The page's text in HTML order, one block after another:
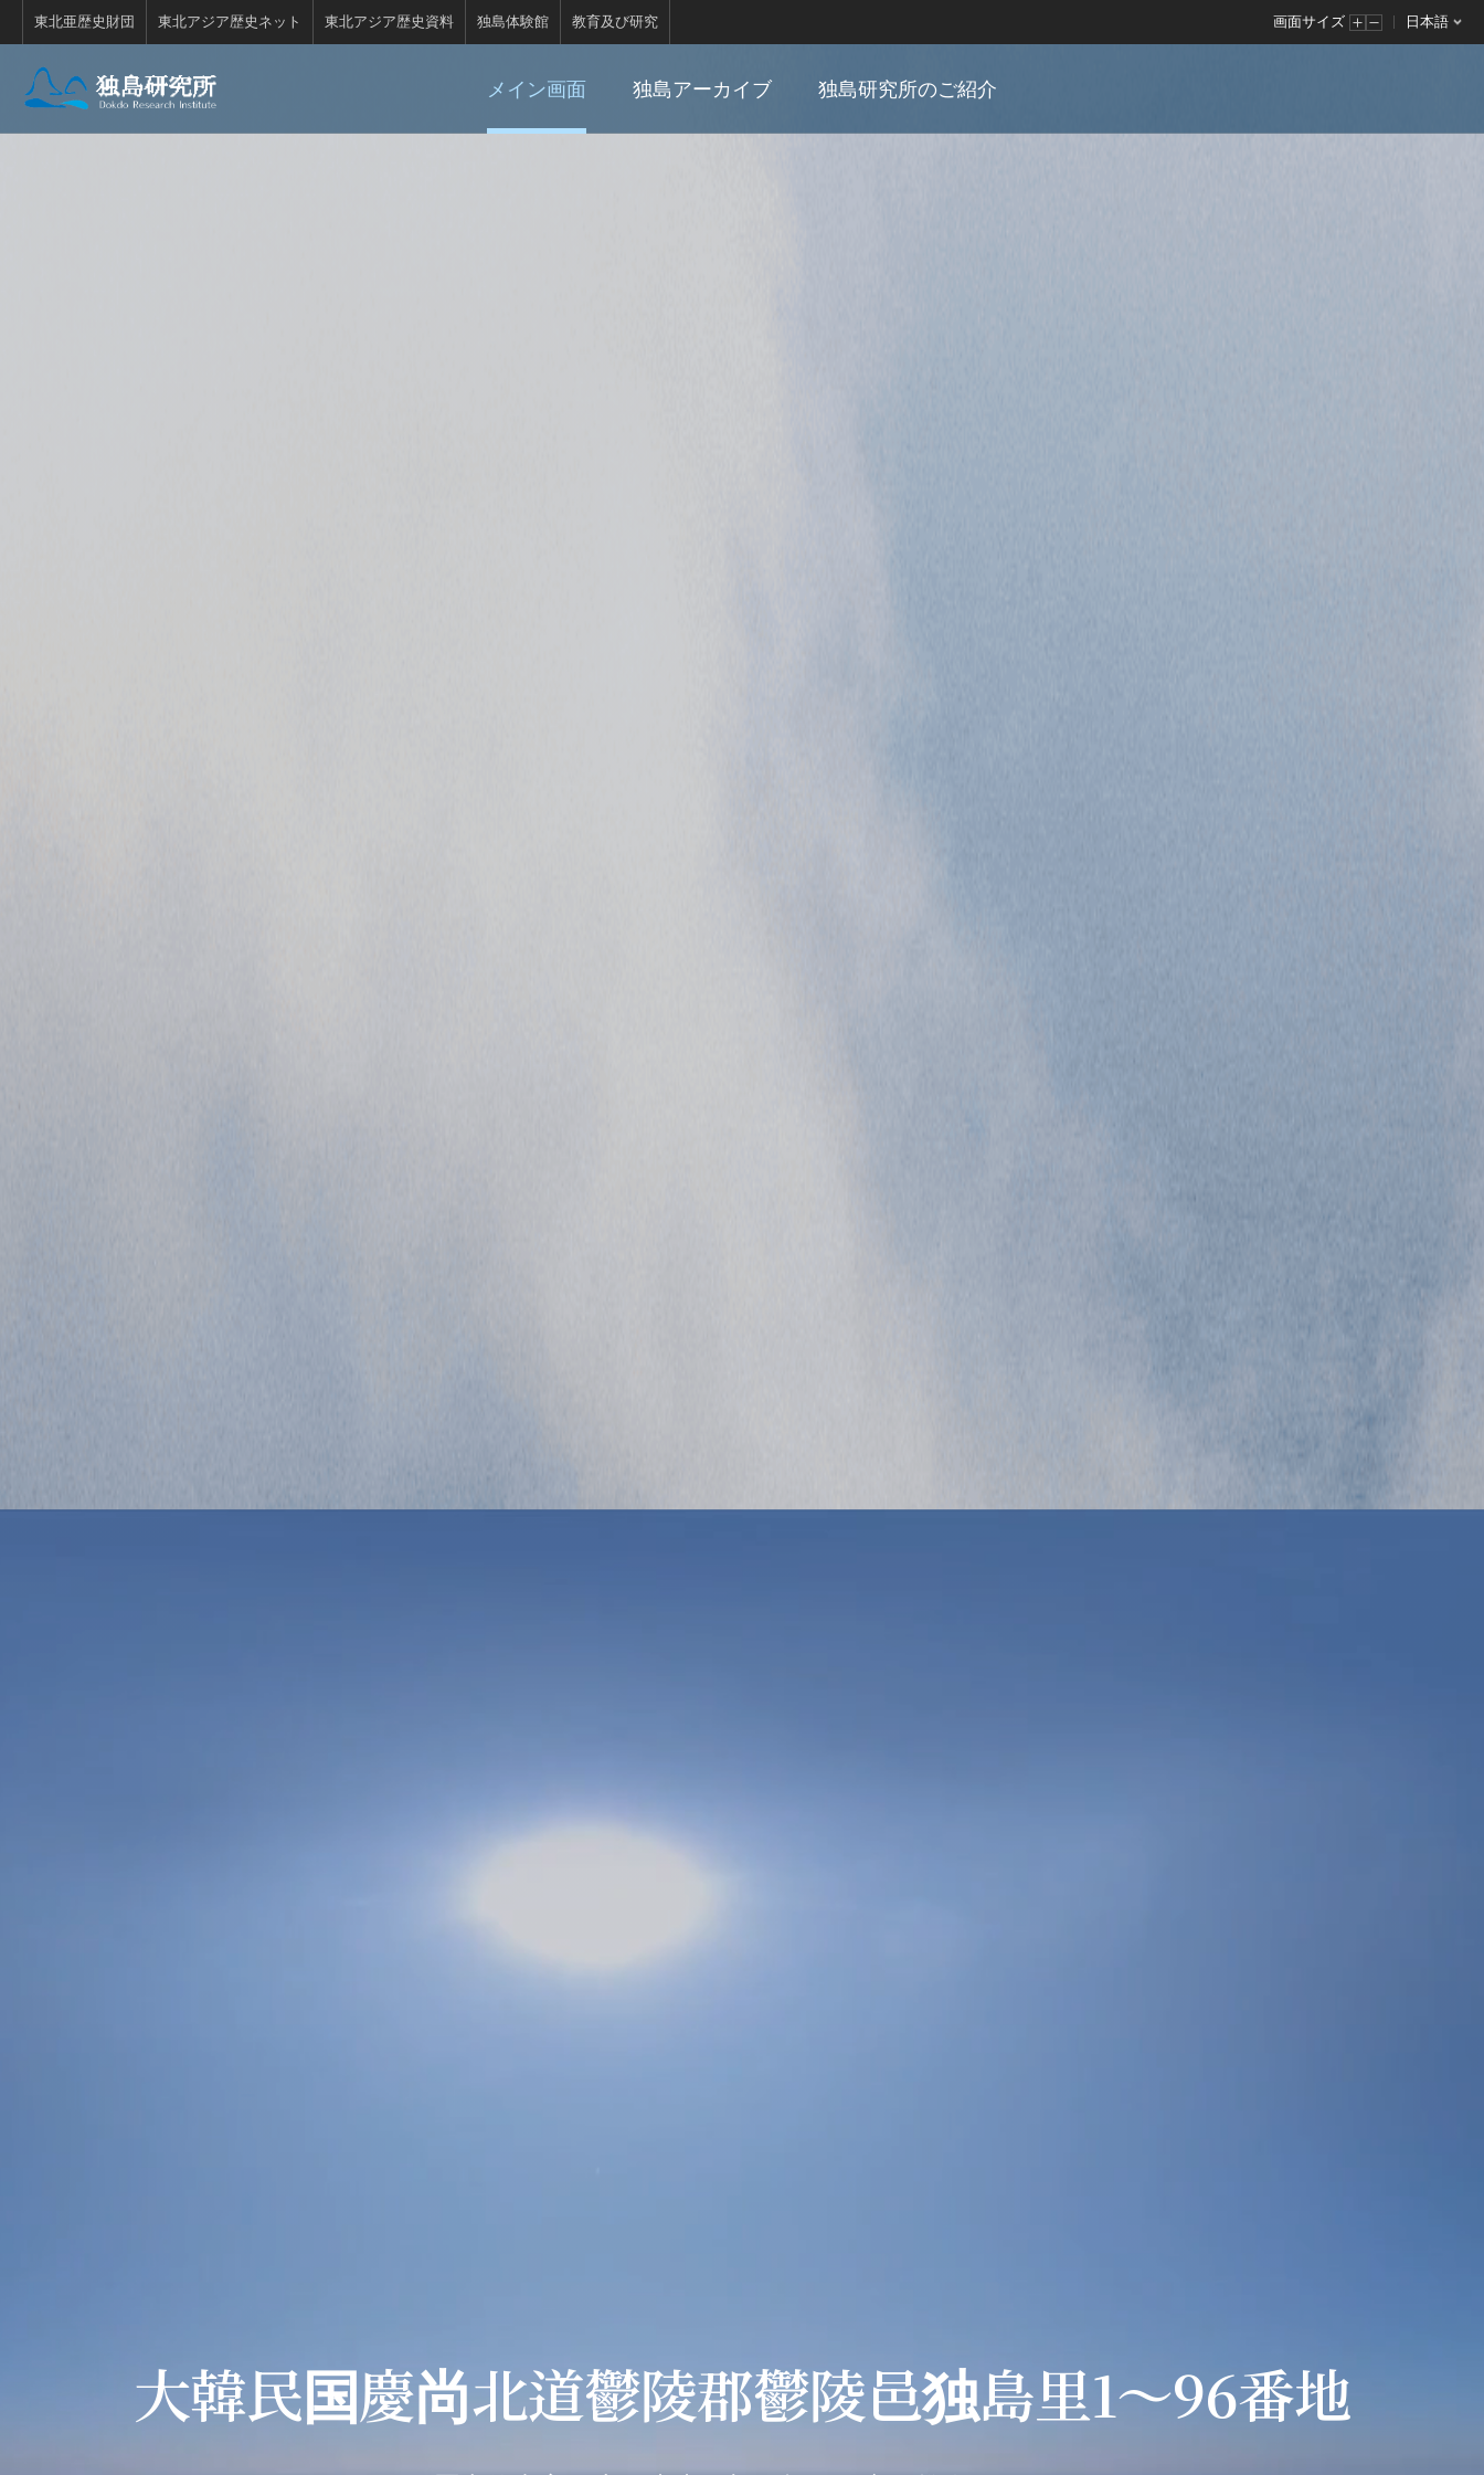
東北亜歴史財団 東北アジア歴史ネット 東北アジア歴史資料 独島体験館 教育及び研究 画面サイズ 日本語
メイン画面 独島アーカイブ 独島研究所のご紹介
大韓民国慶尚北道鬱陵郡鬱陵邑独島里1〜96番地